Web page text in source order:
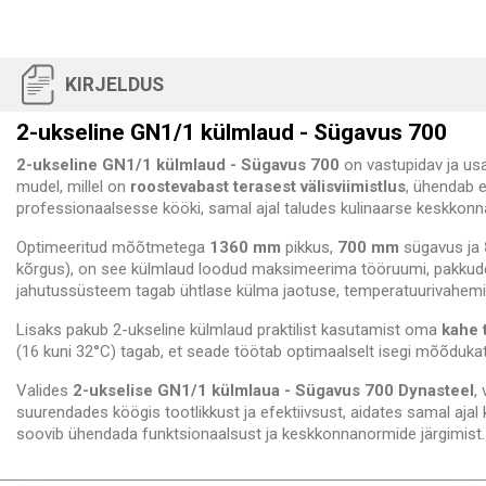
KIRJELDUS
2-ukseline GN1/1 külmlaud - Sügavus 700
2-ukseline GN1/1 külmlaud - Sügavus 700 on vastupidav ja
mudel, millel on roostevabast terasest välisviimistlus, ühendab
professionaalsesse kööki, samal ajal taludes kulinaarse
Optimeeritud mõõtmetega 1360 mm pikkus, 700 mm sügavus ja
kõrgus), on see külmlaud loodud maksimeerima tööruumi,
jahutussüsteem tagab ühtlase külma jaotuse,
Lisaks pakub 2-ukseline külmlaud praktilist kasutamist oma kahe
(16 kuni 32°C) tagab, et seade töötab optimaalselt isegi
Valides 2-ukselise GN1/1 külmlaua - Sügavus 700 Dynasteel,
suurendades köögis tootlikkust ja efektiivsust, aidates samal
soovib ühendada funktsionaalsust ja keskkonnanormide järgimist.